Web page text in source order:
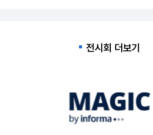
전시회 더보기